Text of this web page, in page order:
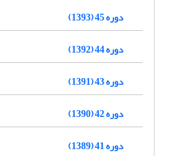
دوره 45 (1393)
دوره 44 (1392)
دوره 43 (1391)
دوره 42 (1390)
دوره 41 (1389)